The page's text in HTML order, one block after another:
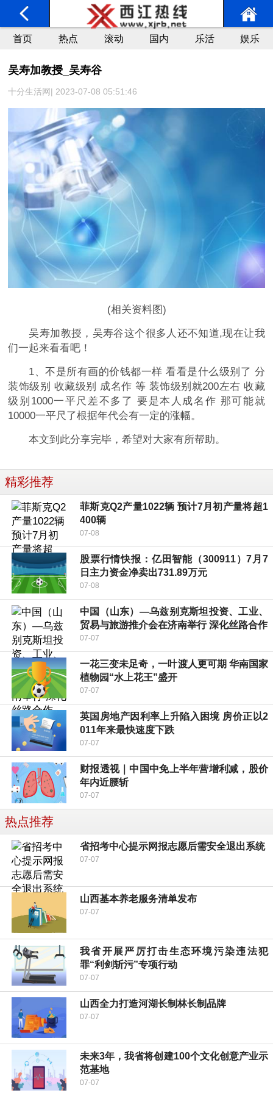
首页 热点 滚动 国内 乐活 娱乐
吴寿加教授_吴寿谷
十分生活网| 2023-07-08 05:51:46
(相关资料图)
吴寿加教授，吴寿谷这个很多人还不知道,现在让我
们一起来看看吧！
1、不是所有画的价钱都一样 看看是什么级别了 分
装饰级别 收藏级别 成名作 等 装饰级别就200左右 收藏
级别1000一平尺差不多了 要是本人成名作 那可能就
10000一平尺了根据年代会有一定的涨幅。
本文到此分享完毕，希望对大家有所帮助。
精彩推荐
菲斯克Q2产量1022辆 预计7月初产量将超1
400辆
07-08
股票行情快报：亿田智能（300911）7月7
日主力资金净卖出731.89万元
07-08
中国（山东）—乌兹别克斯坦投资、工业、
贸易与旅游推介会在济南举行 深化丝路合作
07-07
一花三变未足奇，一叶渡人更可期 华南国家
植物园“水上花王”盛开
07-07
英国房地产因利率上升陷入困境 房价正以2
011年来最快速度下跌
07-07
财报透视｜中国中免上半年营增利减，股价
年内近腰斩
07-07
热点推荐
省招考中心提示网报志愿后需安全退出系统
07-07
山西基本养老服务清单发布
07-07
我省开展严厉打击生态环境污染违法犯
罪“利剑斩污”专项行动
07-07
山西全力打造河湖长制林长制品牌
07-07
未来3年，我省将创建100个文化创意产业示
范基地
07-07